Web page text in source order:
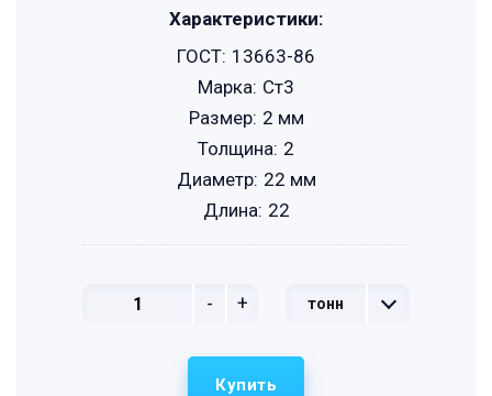
- + тонн
Характеристики:
ГОСТ: 13663-86
Марка: Ст3
Размер: 2 мм
Толщина: 2
Диаметр: 22 мм
Длина: 22
Купить